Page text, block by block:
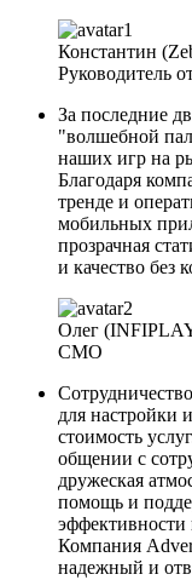
Константин
Руководитель
За последние
"волшебной
наших игр на
Благодаря
тренде и
мобильных
прозрачная
и качество без
Олег
CMO
для настройки
стоимость
общении с
дружеская
помощь и
Компания
надежный и